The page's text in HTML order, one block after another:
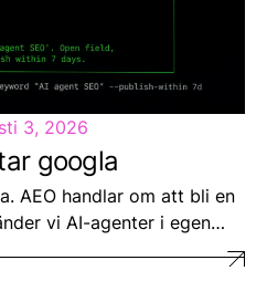
3, 2026
googla
AEO handlar om att bli en
vi AI-agenter i egen…